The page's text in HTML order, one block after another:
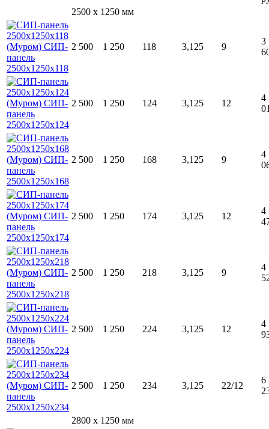
2500 x 1250 мм
2 500 1 250 118 3,125 9
3
2 500 1 250 124 3,125 12
4
2 500 1 250 168 3,125 9
4
2 500 1 250 174 3,125 12
4
2 500 1 250 218 3,125 9
4
2 500 1 250 224 3,125 12
4
2 500 1 250 234 3,125 22/12
6
2800 x 1250 мм